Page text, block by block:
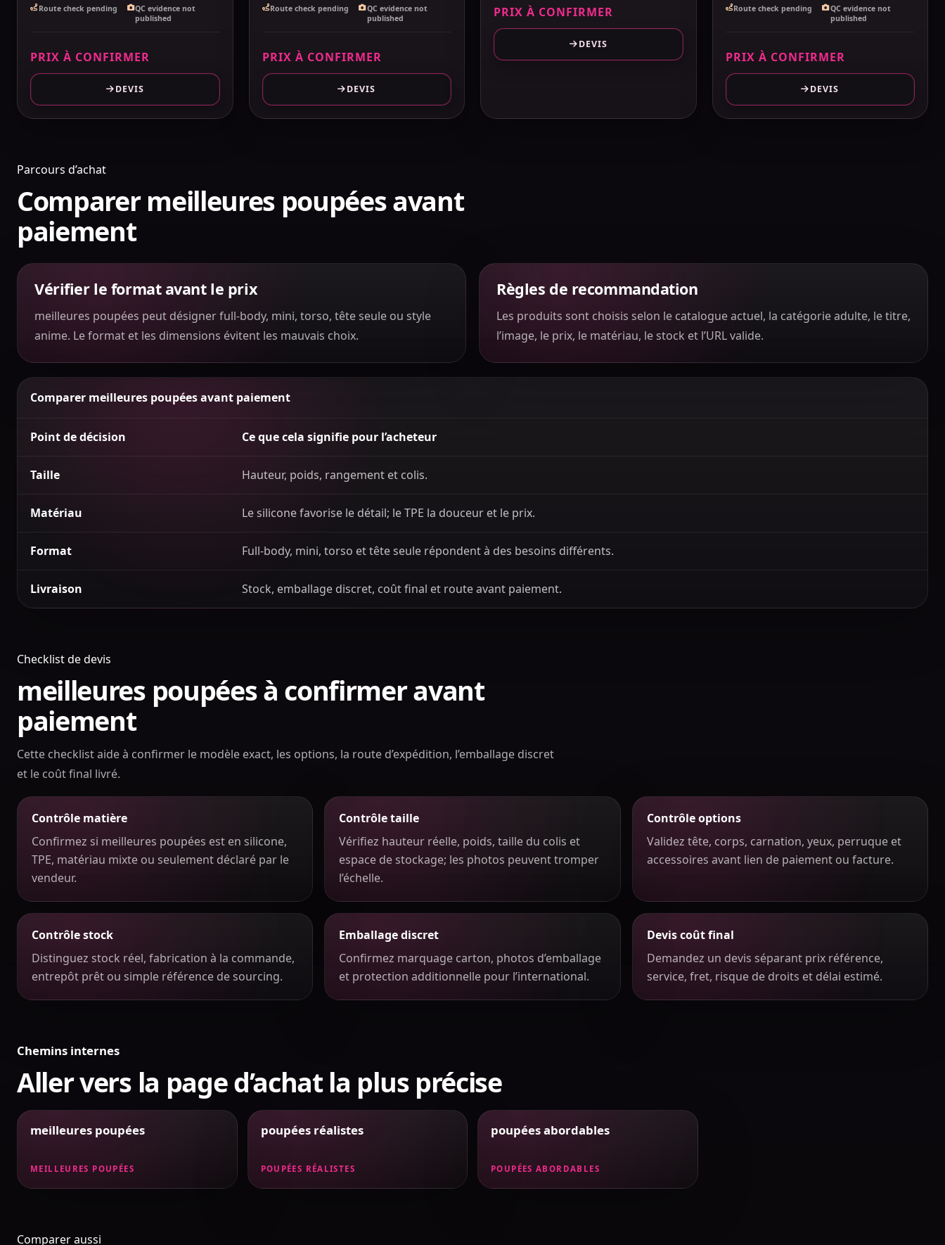
Route check pending
QC evidence not
published
PRIX À CONFIRMER
DEVIS
Route check pending
QC evidence not
published
PRIX À CONFIRMER
DEVIS
PRIX À CONFIRMER
DEVIS
Route check pending
QC evidence not
published
PRIX À CONFIRMER
DEVIS
Parcours d’achat
Comparer meilleures poupées avant
paiement
Vérifier le format avant le prix
meilleures poupées peut désigner full-body, mini, torso, tête seule ou style
anime. Le format et les dimensions évitent les mauvais choix.
Règles de recommandation
Les produits sont choisis selon le catalogue actuel, la catégorie adulte, le titre,
l’image, le prix, le matériau, le stock et l’URL valide.
Comparer meilleures poupées avant paiement
Point de décision Ce que cela signifie pour l’acheteur
Taille Hauteur, poids, rangement et colis.
Matériau Le silicone favorise le détail; le TPE la douceur et le prix.
Format Full-body, mini, torso et tête seule répondent à des besoins différents.
Livraison Stock, emballage discret, coût final et route avant paiement.
Checklist de devis
meilleures poupées à confirmer avant
paiement
Cette checklist aide à confirmer le modèle exact, les options, la route d’expédition, l’emballage discret
et le coût final livré.
Contrôle matière
Confirmez si meilleures poupées est en silicone,
TPE, matériau mixte ou seulement déclaré par le
vendeur.
Contrôle taille
Vérifiez hauteur réelle, poids, taille du colis et
espace de stockage; les photos peuvent tromper
l’échelle.
Contrôle options
Validez tête, corps, carnation, yeux, perruque et
accessoires avant lien de paiement ou facture.
Contrôle stock
Distinguez stock réel, fabrication à la commande,
entrepôt prêt ou simple référence de sourcing.
Emballage discret
Confirmez marquage carton, photos d’emballage
et protection additionnelle pour l’international.
Devis coût final
Demandez un devis séparant prix référence,
service, fret, risque de droits et délai estimé.
Chemins internes
Aller vers la page d’achat la plus précise
meilleures poupées
MEILLEURES POUPÉES
poupées réalistes
POUPÉES RÉALISTES
poupées abordables
POUPÉES ABORDABLES
Comparer aussi